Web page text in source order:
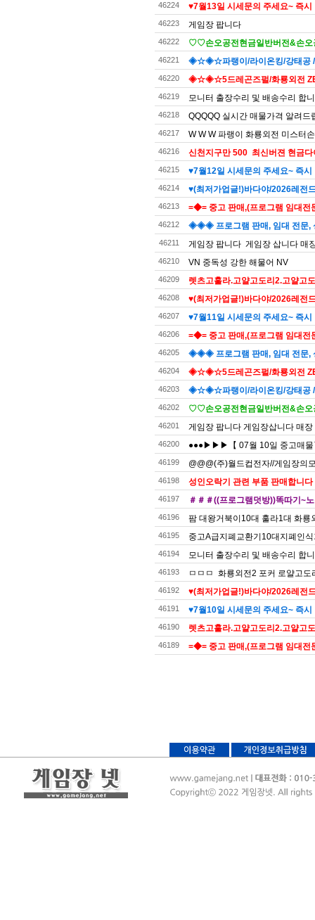
46224 ♥️7월13일 시세문의 주세요~ 즉
46223 게임장 팝니다
46222 ♡♡손오공전현금일반버전&손오
46221 ◈☆◈☆파랭이/라이온킹/강태
46220 ◈☆◈☆5드레곤즈펄/화룡외전
46219 모니터 출장수리 및 배송수리 합
46218 QQQQQ 실시간 매물가격 알려
46217 W W W 파랭이 화룡외전 미스터
46216 신천지구만 500 최신버젼 현금
46215 ♥7월12일 시세문의 주세요~ 즉
46214 ♥(최저가업글!)바다야/2026레전
46213 =◆= 중고 판매,(프로그램 임대전
46212 ◈◈◈ 프로그램 판매, 임대 전문,
46211 게임장 팝니다 게임장 삽니다 매
46210 VN 중독성 강한 해물어 NV
46209 렛츠고훌라.고얄고도리2.고얄고
46208 ♥(최저가업글!)바다야/2026레전
46207 ♥7월11일 시세문의 주세요~ 즉
46206 =◆= 중고 판매,(프로그램 임대전
46205 ◈◈◈ 프로그램 판매, 임대 전문,
46204 ◈☆◈☆5드레곤즈펄/화룡외전
46203 ◈☆◈☆파랭이/라이온킹/강태
46202 ♡♡손오공전현금일반버전&손오
46201 게임장 팝니다 게임장삽니다 매
46200 ●●●▶▶▶【 07월 10일 중고매
46199 @@@(주)월드컵전자//게임장의
46198 성인오락기 관련 부품 판매합니다
46197 ＃＃＃((프로그램덧방))똑따기~
46196 팜 대왕거북이10대 훌라1대 화
46195 중고A급지폐교환기10대지폐인
46194 모니터 출장수리 및 배송수리 합
46193 ㅁㅁㅁ 화룡외전2 포커 로얄고
46192 ♥(최저가업글!)바다야/2026레전
46191 ♥7월10일 시세문의 주세요~ 즉
46190 렛츠고훌라.고얄고도리2.고얄고
46189 =◆= 중고 판매,(프로그램 임대전